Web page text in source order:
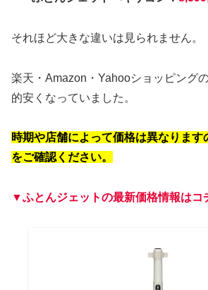
それほど大きな違いは見られません。
楽天・Amazon・Yahooショッピング
的安くなっていました。
時期や店舗によって価格は異なります
をご確認ください。
▼ふとんジェットの最新価格情報はコ